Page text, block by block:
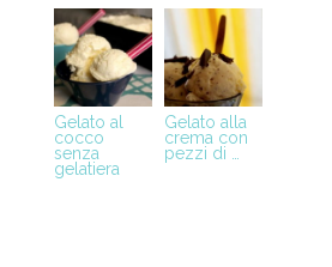
Gelato al
cocco
senza
gelatiera
Gelato alla
crema con
pezzi di …